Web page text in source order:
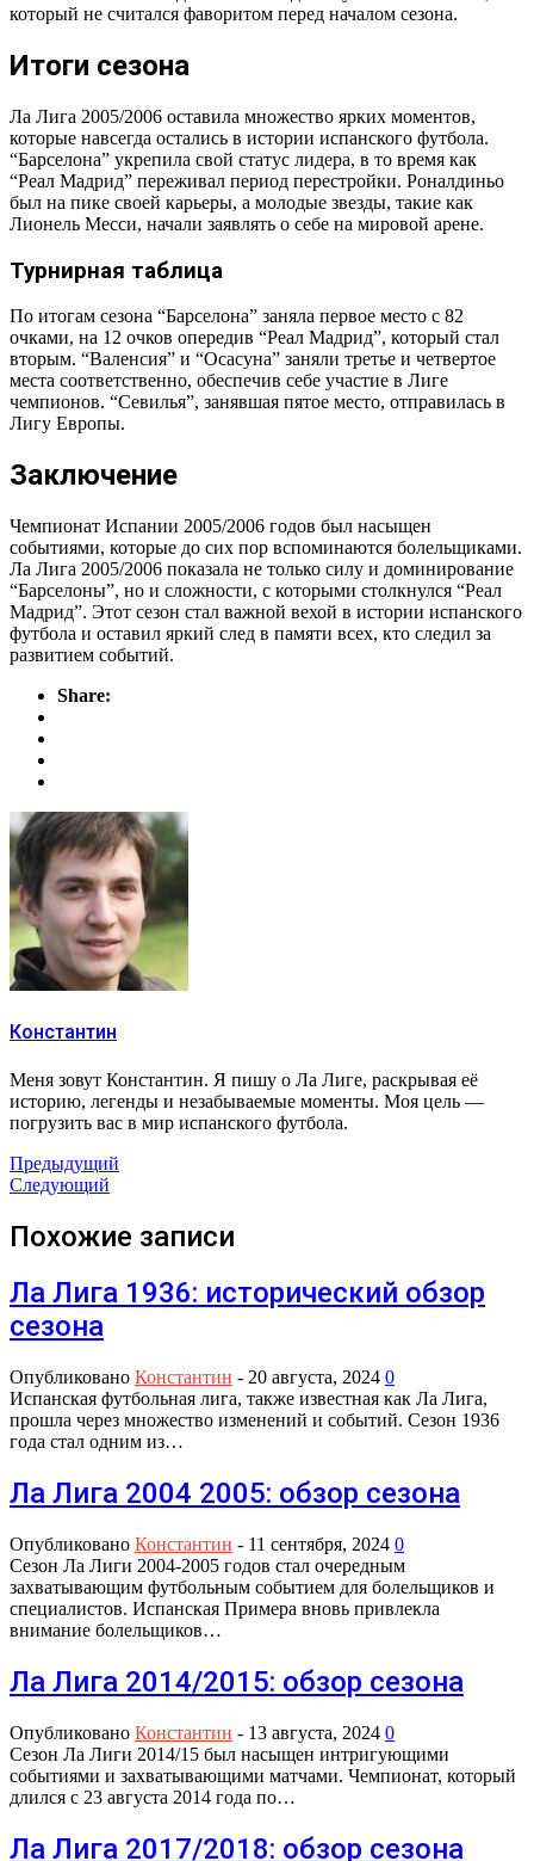
который не считался фаворитом перед началом сезона.
Итоги сезона
Ла Лига 2005/2006 оставила множество ярких моментов,
которые навсегда остались в истории испанского футбола.
“Барселона” укрепила свой статус лидера, в то время как
“Реал Мадрид” переживал период перестройки. Роналдиньо
был на пике своей карьеры, а молодые звезды, такие как
Лионель Месси, начали заявлять о себе на мировой арене.
Турнирная таблица
По итогам сезона “Барселона” заняла первое место с 82
очками, на 12 очков опередив “Реал Мадрид”, который стал
вторым. “Валенсия” и “Осасуна” заняли третье и четвертое
места соответственно, обеспечив себе участие в Лиге
чемпионов. “Севилья”, занявшая пятое место, отправилась в
Лигу Европы.
Заключение
Чемпионат Испании 2005/2006 годов был насыщен
событиями, которые до сих пор вспоминаются болельщиками.
Ла Лига 2005/2006 показала не только силу и доминирование
“Барселоны”, но и сложности, с которыми столкнулся “Реал
Мадрид”. Этот сезон стал важной вехой в истории испанского
футбола и оставил яркий след в памяти всех, кто следил за
развитием событий.
Share:
Константин
Меня зовут Константин. Я пишу о Ла Лиге, раскрывая её
историю, легенды и незабываемые моменты. Моя цель —
погрузить вас в мир испанского футбола.
Предыдущий
Следующий
Похожие записи
Ла Лига 1936: исторический обзор
сезона
Опубликовано Константин - 20 августа, 2024 0
Испанская футбольная лига, также известная как Ла Лига,
прошла через множество изменений и событий. Сезон 1936
года стал одним из…
Ла Лига 2004 2005: обзор сезона
Опубликовано Константин - 11 сентября, 2024 0
Сезон Ла Лиги 2004-2005 годов стал очередным
захватывающим футбольным событием для болельщиков и
специалистов. Испанская Примера вновь привлекла
внимание болельщиков…
Ла Лига 2014/2015: обзор сезона
Опубликовано Константин - 13 августа, 2024 0
Сезон Ла Лиги 2014/15 был насыщен интригующими
событиями и захватывающими матчами. Чемпионат, который
длился с 23 августа 2014 года по…
Ла Лига 2017/2018: обзор сезона